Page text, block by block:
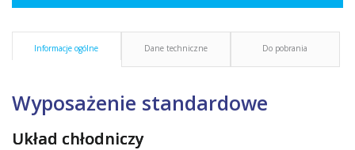
Informacje ogólne Dane techniczne Do pobrania
Wyposażenie standardowe
Układ chłodniczy